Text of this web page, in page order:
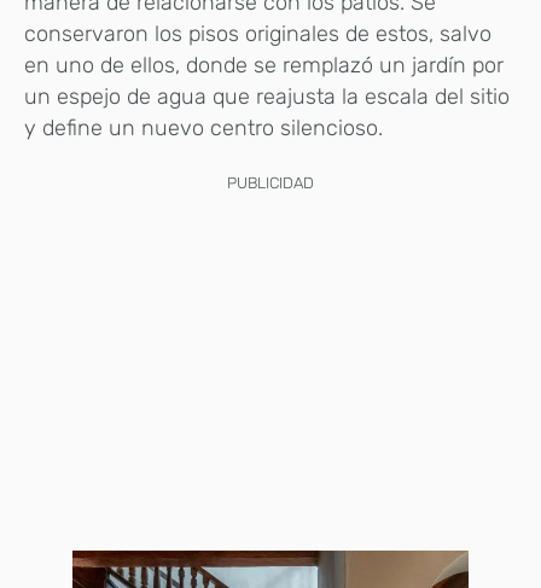
conservaron los pisos originales de estos, salvo
en uno de ellos, donde se remplazó un jardín por
un espejo de agua que reajusta la escala del sitio
y define un nuevo centro silencioso.
PUBLICIDAD